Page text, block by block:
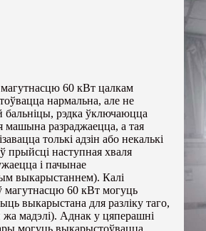
60 кВт цалкам
нармальна, але не
бальніцы, рэдка ўключаюцца
машына разраджаецца, а тая
толькі адзін або некалькі
прыйсці наступная хваля
і пачынае
выкарыстаннем). Калі
магутнасцю 60 кВт могуць
выкарыстана для разліку таго,
жа мадэлі). Аднак у цяперашні
могуць выкарыстоўвацца